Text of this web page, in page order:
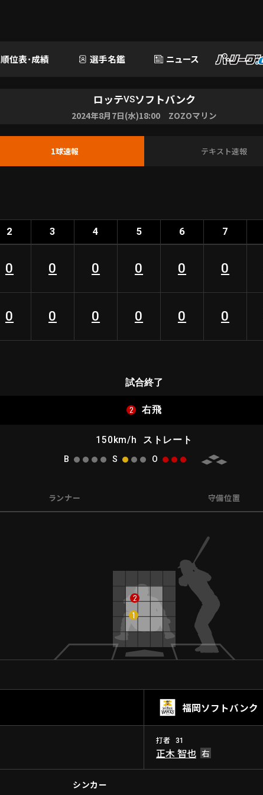
順位表･成績 選手名鑑 ニュース
ロッテVSソフトバンク
2024年8月7日(水)18:00 ZOZOマリン
1球速報 テキスト速報
2 3 4 5 6 7
0 0 0 0 0 0
0 0 0 0 0 0
試合終了
2 右飛
150km/h ストレート
B S O
ランナー 守備位置
1
2
福岡ソフトバンク
打者 31
正木 智也
シンカー